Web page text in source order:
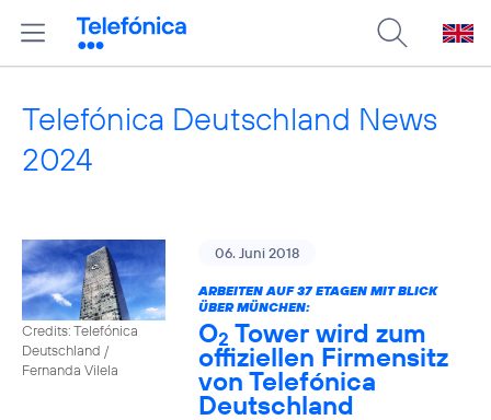
Telefónica Deutschland News
2024
Credits: Telefónica
Deutschland /
Fernanda Vilela
06. Juni 2018
ARBEITEN AUF 37 ETAGEN MIT BLICK
ÜBER MÜNCHEN:
O2 Tower wird zum
offiziellen Firmensitz
von Telefónica
Deutschland